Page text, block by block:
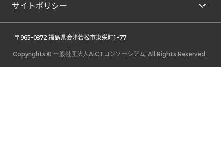
サイトポリシー
〒965-0872 福島県会津若松市東栄町1-77
Copyrights © 一般社団法人AiCTコンソーシアム, All Rights Reserved.